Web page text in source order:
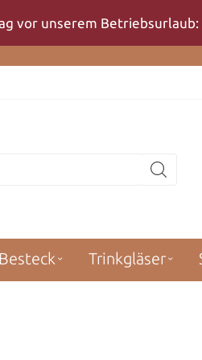
vor unserem Betriebsurlaub:
Besteck Trinkgläser